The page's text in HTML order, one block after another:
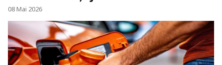
08 Mai 2026